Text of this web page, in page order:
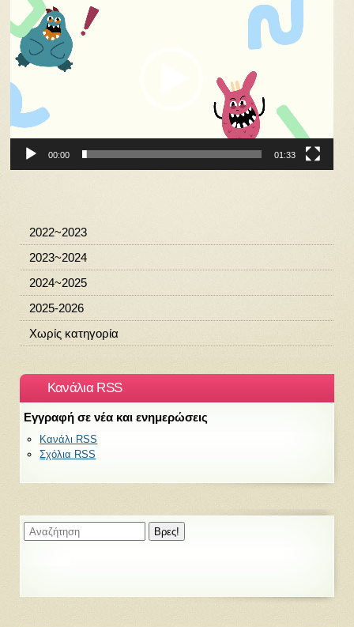
Αναπαραγωγής
Βίντεο
00:00 01:33
2022~2023
2023~2024
2024~2025
2025-2026
Χωρίς κατηγορία
Κανάλια RSS
Εγγραφή σε νέα και ενημερώσεις
Κανάλι RSS
Σχόλια RSS